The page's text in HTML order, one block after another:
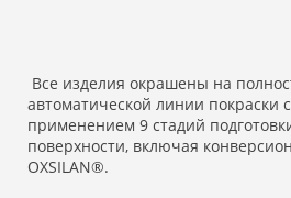
Все изделия окрашены на
автоматической линии покраски с
применением 9 стадий
поверхности, включая
OXSILAN®.